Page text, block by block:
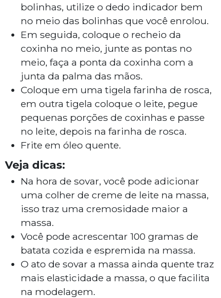
bolinhas, utilize o dedo indicador bem
no meio das bolinhas que você enrolou.
Em seguida, coloque o recheio da
coxinha no meio, junte as pontas no
meio, faça a ponta da coxinha com a
junta da palma das mãos.
Coloque em uma tigela farinha de rosca,
em outra tigela coloque o leite, pegue
pequenas porções de coxinhas e passe
no leite, depois na farinha de rosca.
Frite em óleo quente.
Veja dicas:
Na hora de sovar, você pode adicionar
uma colher de creme de leite na massa,
isso traz uma cremosidade maior a
massa.
Você pode acrescentar 100 gramas de
batata cozida e espremida na massa.
O ato de sovar a massa ainda quente traz
mais elasticidade a massa, o que facilita
na modelagem.